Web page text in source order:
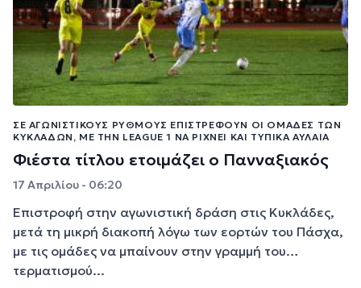
ΣΕ ΑΓΩΝΙΣΤΙΚΟΎΣ ΡΥΘΜΟΎΣ ΕΠΙΣΤΡΈΦΟΥΝ ΟΙ ΟΜΆΔΕΣ ΤΩΝ
ΚΥΚΛΆΔΩΝ, ΜΕ ΤΗΝ LEAGUE 1 ΝΑ ΡΊΧΝΕΙ ΚΑΙ ΤΥΠΙΚΆ ΑΥΛΑΊΑ
Φιέστα τίτλου ετοιμάζει ο Πανναξιακός
17 Απριλίου - 06:20
Επιστροφή στην αγωνιστική δράση στις Κυκλάδες,
μετά τη μικρή διακοπή λόγω των εορτών του Πάσχα,
με τις ομάδες να μπαίνουν στην γραμμή του…
τερματισμού...